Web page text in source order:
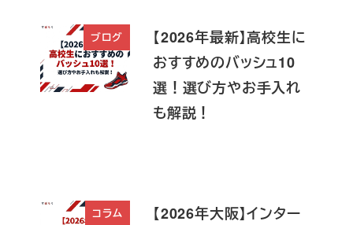
ブログ
【2026年最新】高校生に
おすすめのバッシュ10
選！選び方やお手入れ
も解説！
コラム
【2026年大阪】インター